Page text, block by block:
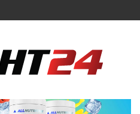
i K-1, UFC